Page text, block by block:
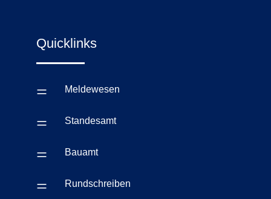
Quicklinks
= Meldewesen
= Standesamt
= Bauamt
= Rundschreiben